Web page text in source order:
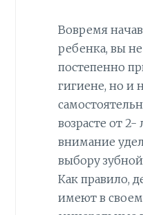
Вовремя
ребенка, вы
постепенно
гигиене, но и
возрасте от 2-
внимание
выбору
Как правило,
имеют в своем